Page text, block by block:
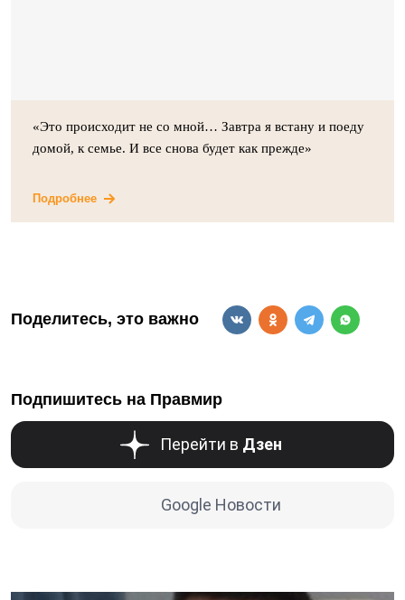
«Это происходит не со мной… Завтра я встану и поеду
домой, к семье. И все снова будет как прежде»
Подробнее
Поделитесь, это важно
Подпишитесь на Правмир
Перейти в Дзен
Google Новости